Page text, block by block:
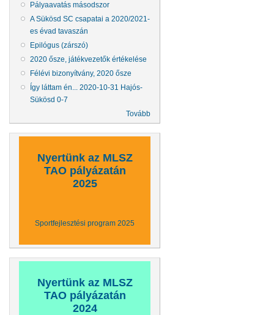
Pályaavatás másodszor
A Sükösd SC csapatai a 2020/2021-
es évad tavaszán
Epilógus (zárszó)
2020 ősze, játékvezetők értékelése
Félévi bizonyítvány, 2020 ősze
Így láttam én... 2020-10-31 Hajós-
Sükösd 0-7
Tovább
Nyertünk az MLSZ
TAO pályázatán
2025
Sportfejlesztési program 2025
Nyertünk az MLSZ
TAO pályázatán
2024